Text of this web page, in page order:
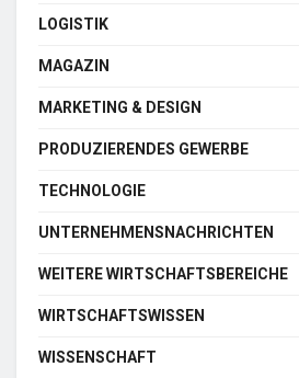
LOGISTIK
MAGAZIN
MARKETING & DESIGN
PRODUZIERENDES GEWERBE
TECHNOLOGIE
UNTERNEHMENSNACHRICHTEN
WEITERE WIRTSCHAFTSBEREICHE
WIRTSCHAFTSWISSEN
WISSENSCHAFT